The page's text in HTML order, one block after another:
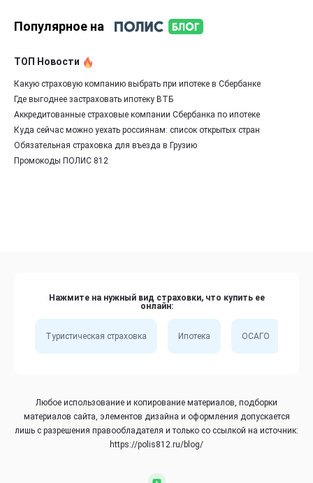
Популярное на
ТОП Новости
Какую страховую компанию выбрать при ипотеке в Сбербанке
Где выгоднее застраховать ипотеку ВТБ
Аккредитованные страховые компании Сбербанка по ипотеке
Куда сейчас можно уехать россиянам: список открытых стран
Обязательная страховка для въезда в Грузию
Промокоды ПОЛИС 812
Нажмите на нужный вид страховки, что купить ее
онлайн:
Туристическая страховка Ипотека ОСАГО
Любое использование и копирование материалов, подборки
материалов сайта, элементов дизайна и оформления допускается
лишь с разрешения правообладателя и только со ссылкой на источник:
https://polis812.ru/blog/